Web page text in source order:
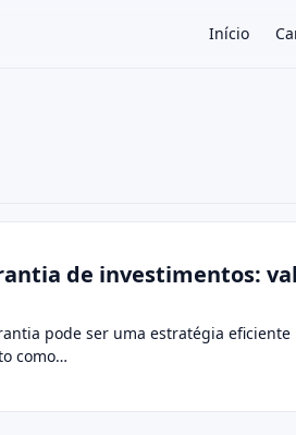
Início
de investimentos:
pode ser uma estratégia
como…